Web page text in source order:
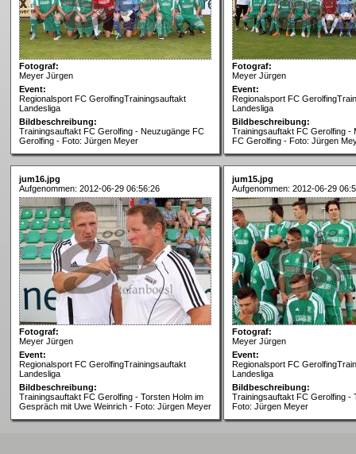
Fotograf:
Meyer Jürgen
Event:
Regionalsport FC GerolfingTrainingsauftakt
Landesliga
Bildbeschreibung:
Trainingsauftakt FC Gerolfing - Neuzugänge FC
Gerolfing - Foto: Jürgen Meyer
Fotograf:
Meyer Jürgen
Event:
Regionalsport FC
Landesliga
Bildbeschreibung:
Trainingsauftakt FC Gerolfing -
FC Gerolfing - Foto: Jürgen
jum16.jpg
Aufgenommen: 2012-06-29 06:56:26
Fotograf:
Meyer Jürgen
Event:
Regionalsport FC GerolfingTrainingsauftakt
Landesliga
Bildbeschreibung:
Trainingsauftakt FC Gerolfing - Torsten Holm im
Gespräch mit Uwe Weinrich - Foto: Jürgen Meyer
jum15.jpg
Aufgenommen: 2012-06-29
Fotograf:
Meyer Jürgen
Event:
Regionalsport FC
Landesliga
Bildbeschreibung:
Trainingsauftakt FC Gerolfing -
Foto: Jürgen Meyer